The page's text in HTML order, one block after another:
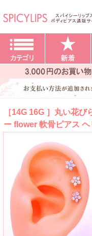
［14G 16G ］丸い花
ー flower 軟骨ピアス